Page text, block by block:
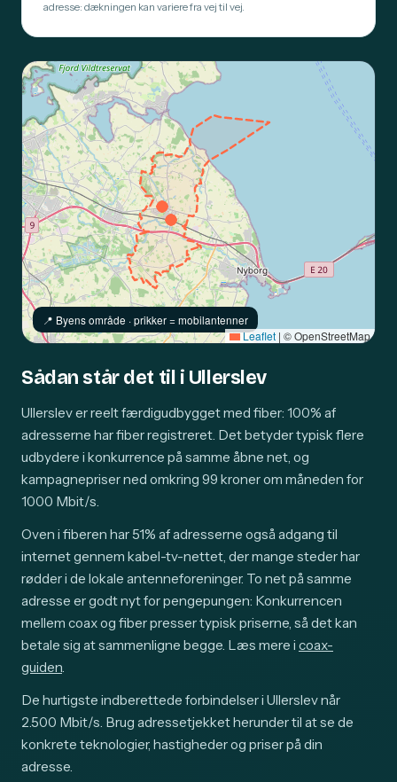
adresse: dækningen kan variere fra vej til vej.
📍️ Byens område · prikker = mobilantenner
Leaflet | © OpenStreetMap
Sådan står det til i Ullerslev
Ullerslev er reelt færdigudbygget med fiber: 100% af
adresserne har fiber registreret. Det betyder typisk flere
udbydere i konkurrence på samme åbne net, og
kampagnepriser ned omkring 99 kroner om måneden for
1000 Mbit/s.
Oven i fiberen har 51% af adresserne også adgang til
internet gennem kabel-tv-nettet, der mange steder har
rødder i de lokale antenneforeninger. To net på samme
adresse er godt nyt for pengepungen: Konkurrencen
mellem coax og fiber presser typisk priserne, så det kan
betale sig at sammenligne begge. Læs mere i coax-
guiden.
De hurtigste indberettede forbindelser i Ullerslev når
2.500 Mbit/s. Brug adressetjekket herunder til at se de
konkrete teknologier, hastigheder og priser på din
adresse.